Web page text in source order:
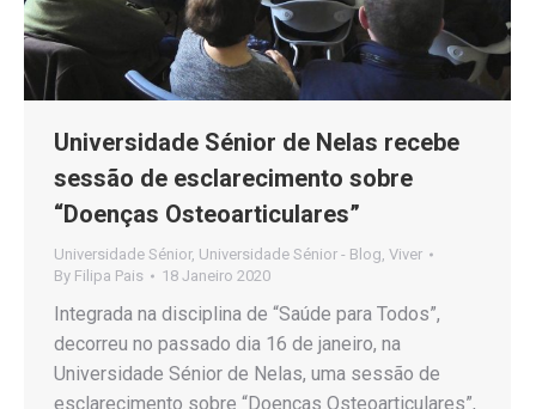
Universidade Sénior de Nelas recebe
sessão de esclarecimento sobre
“Doenças Osteoarticulares”
Universidade Sénior, Universidade Sénior - Blog Viver
By Filipa Pais 18 Janeiro 2020
Integrada na disciplina de “Saúde para Todos”,
decorreu no passado dia 16 de janeiro, na
Universidade Sénior de Nelas, uma sessão de
esclarecimento sobre “Doenças Osteoarticulares”,